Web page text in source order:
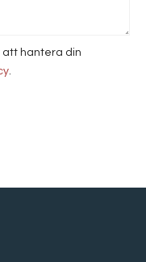
att hantera din
.